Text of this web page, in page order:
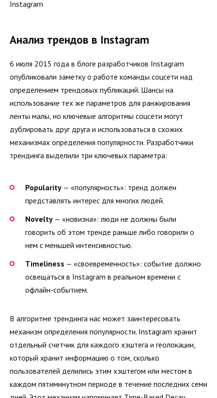
Instagram
Анализ трендов в Instagram
6 июля 2015 года в блоге разработчиков Instagram
опубликовали заметку о работе команды соцсети над
определением трендовых публикаций. Шансы на
использование тех же параметров для ранжирования
ленты малы, но ключевые алгоритмы соцсети могут
дублировать друг друга и использоваться в схожих
механизмах определения популярности. Разработчики
трендинга выделили три ключевых параметра:
Popularity — «популярность»: тренд должен
представлять интерес для многих людей.
Novelty — «новизна»: люди не должны были
говорить об этом тренде раньше либо говорили о
нем с меньшей интенсивностью.
Timeliness — «своевременность»: событие должно
освещаться в Instagram в реальном времени с
офлайн-событием.
В алгоритме трендинга нас может заинтересовать
механизм определения популярности. Instagram хранит
отдельный счетчик для каждого хэштега и геолокации,
который хранит информацию о том, сколько
пользователей делились этим хэштегом или местом в
каждом пятиминутном периоде в течение последних семи